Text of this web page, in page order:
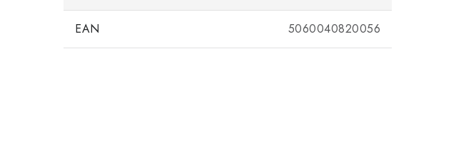
EAN 5060040820056